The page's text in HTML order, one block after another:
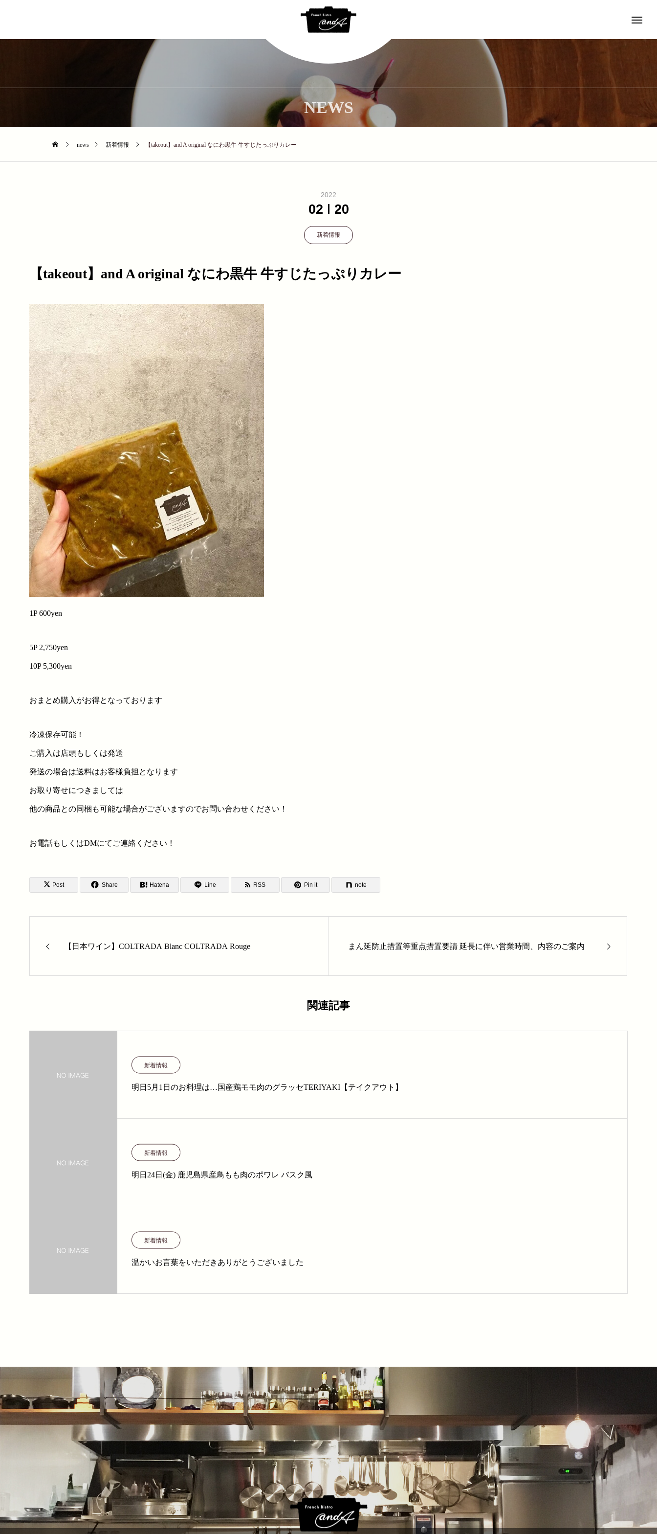
NEWS
news 新着情報 【takeout】and A original なにわ黒牛 牛すじたっぷりカレー
2022
02 20
新着情報
【takeout】and A original なにわ黒牛 牛すじたっぷりカレー
1P 600yen
5P 2,750yen
10P 5,300yen
おまとめ購入がお得となっております
冷凍保存可能！
ご購入は店頭もしくは発送
発送の場合は送料はお客様負担となります
お取り寄せにつきましては
他の商品との同梱も可能な場合がございますのでお問い合わせください！
お電話もしくはDMにてご連絡ください！
Post Share Hatena Line RSS Pin it note
【日本ワイン】COLTRADA Blanc COLTRADA Rouge まん延防止措置等重点措置要請 延長に伴い営業時間、内容のご案内
関連記事
新着情報
明日5月1日のお料理は…国産鶏モモ肉のグラッセTERIYAKI【テイクアウト】
新着情報
明日24日(金) 鹿児島県産鳥もも肉のポワレ バスク風
新着情報
温かいお言葉をいただきありがとうございました